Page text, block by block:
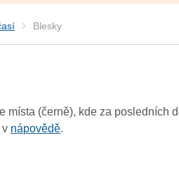
Blesky
místa (černě), kde za posledních
v nápovědě.